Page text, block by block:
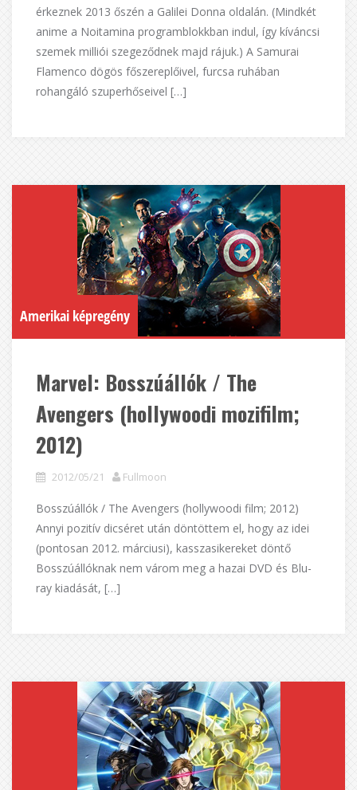
érkeznek 2013 őszén a Galilei Donna oldalán. (Mindkét
anime a Noitamina programblokkban indul, így kíváncsi
szemek milliói szegeződnek majd rájuk.) A Samurai
Flamenco dögös főszereplőivel, furcsa ruhában
rohangáló szuperhőseivel […]
Amerikai képregény
Marvel: Bosszúállók / The
Avengers (hollywoodi mozifilm;
2012)
2012/05/21 Fullmoon
Bosszúállók / The Avengers (hollywoodi film; 2012)
Annyi pozitív dicséret után döntöttem el, hogy az idei
(pontosan 2012. márciusi), kasszasikereket döntő
Bosszúállóknak nem várom meg a hazai DVD és Blu-
ray kiadását, […]